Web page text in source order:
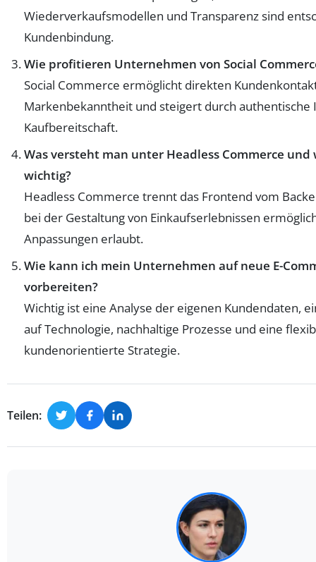
Wiederverkaufsmodellen und Transparenz sind
Kundenbindung.
Wie profitieren Unternehmen von Social
Social Commerce ermöglicht direkten
Markenbekanntheit und steigert durch authentische
Kaufbereitschaft.
Was versteht man unter Headless Commerce und
wichtig?
Headless Commerce trennt das Frontend vom
bei der Gestaltung von Einkaufserlebnissen
Anpassungen erlaubt.
Wie kann ich mein Unternehmen auf neue E-
vorbereiten?
Wichtig ist eine Analyse der eigenen Kundendaten,
auf Technologie, nachhaltige Prozesse und eine
kundenorientierte Strategie.
Teilen: